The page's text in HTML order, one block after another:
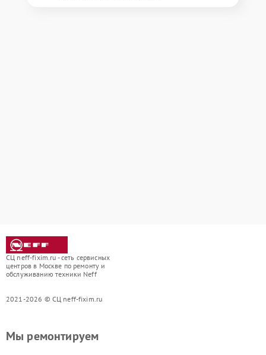
СЦ neff-fixim.ru - сеть сервисных
центров в Москве по ремонту и
обслуживанию техники Neff
2021-2026 © СЦ neff-fixim.ru
Мы ремонтируем